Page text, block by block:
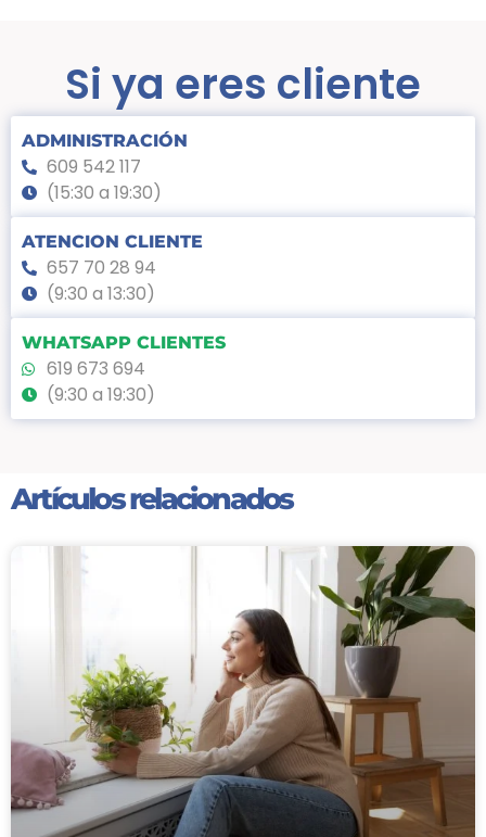
Si ya eres cliente
ADMINISTRACIÓN
609 542 117
(15:30 a 19:30)
ATENCION CLIENTE
657 70 28 94
(9:30 a 13:30)
WHATSAPP CLIENTES
619 673 694
(9:30 a 19:30)
Artículos relacionados